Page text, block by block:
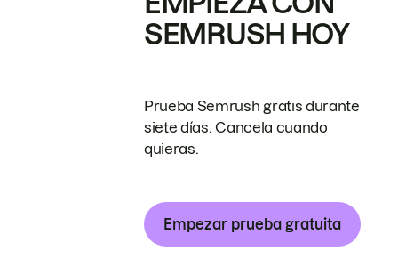
SEMRUSH HOY
Prueba Semrush gratis durante
siete días. Cancela cuando
quieras.
Empezar prueba gratuita